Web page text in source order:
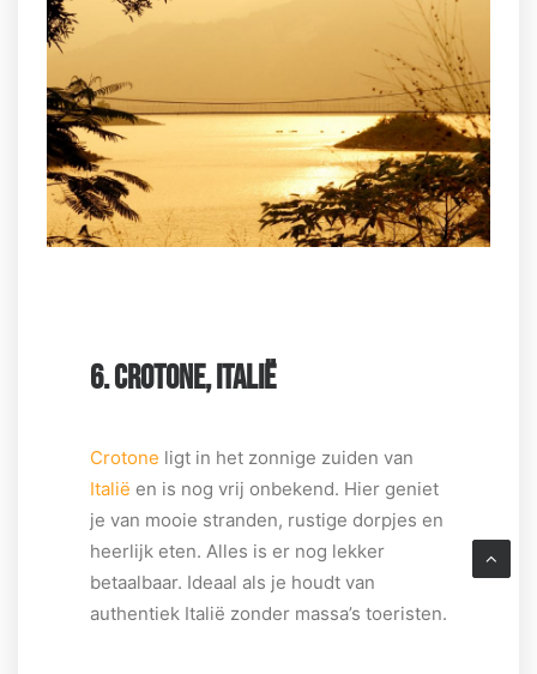
6. CROTONE, ITALIË
Crotone ligt in het zonnige zuiden van
Italië en is nog vrij onbekend. Hier geniet
je van mooie stranden, rustige dorpjes en
heerlijk eten. Alles is er nog lekker
betaalbaar. Ideaal als je houdt van
authentiek Italië zonder massa’s toeristen.